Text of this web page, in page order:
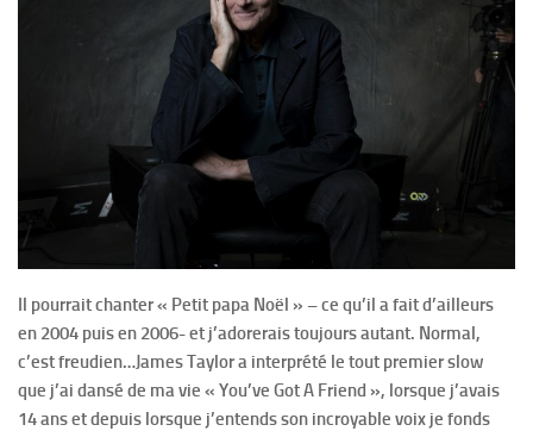
Il pourrait chanter « Petit papa Noël » – ce qu’il a fait d’ailleurs
en 2004 puis en 2006- et j’adorerais toujours autant. Normal,
c’est freudien…James Taylor a interprété le tout premier slow
que j’ai dansé de ma vie « You’ve Got A Friend », lorsque j’avais
14 ans et depuis lorsque j’entends son incroyable voix je fonds